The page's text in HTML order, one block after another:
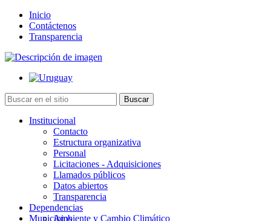
Inicio
Contáctenos
Transparencia
Institucional
Contacto
Estructura organizativa
Personal
Licitaciones - Adquisiciones
Llamados públicos
Datos abiertos
Transparencia
Dependencias
Ambiente y Cambio Climático
Municipios